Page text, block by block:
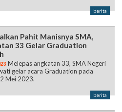
berita
Pahit Manisnya SMA,
33 Gelar Graduation
Melepas angkatan 33, SMA Negeri
gelar acara Graduation pada
Mei 2023.
berita